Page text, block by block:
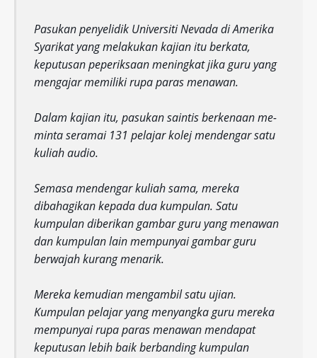
Pasukan penyelidik Universiti Nevada di Amerika
Syarikat yang melakukan kajian itu berkata,
keputusan peperiksaan meningkat jika guru yang
mengajar memiliki rupa paras menawan.
Dalam kajian itu, pasukan saintis berkenaan me­
minta seramai 131 pelajar kolej mendengar satu
kuliah audio.
Semasa mendengar kuliah sama, mereka
dibahagikan kepada dua kumpulan. Satu
kumpulan diberikan gambar guru yang menawan
dan kumpulan lain mempunyai gambar guru
berwajah kurang menarik.
Mereka kemudian mengambil satu ujian.
Kumpulan pelajar yang menyangka guru mereka
mempunyai rupa paras menawan mendapat
keputusan lebih baik berbanding kumpulan